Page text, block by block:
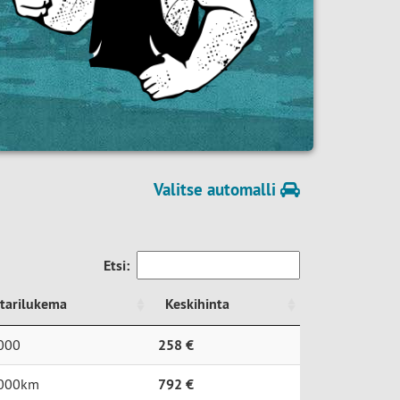
Valitse automalli
Etsi:
Keskihinta
Keskihinta
258 €
792 €